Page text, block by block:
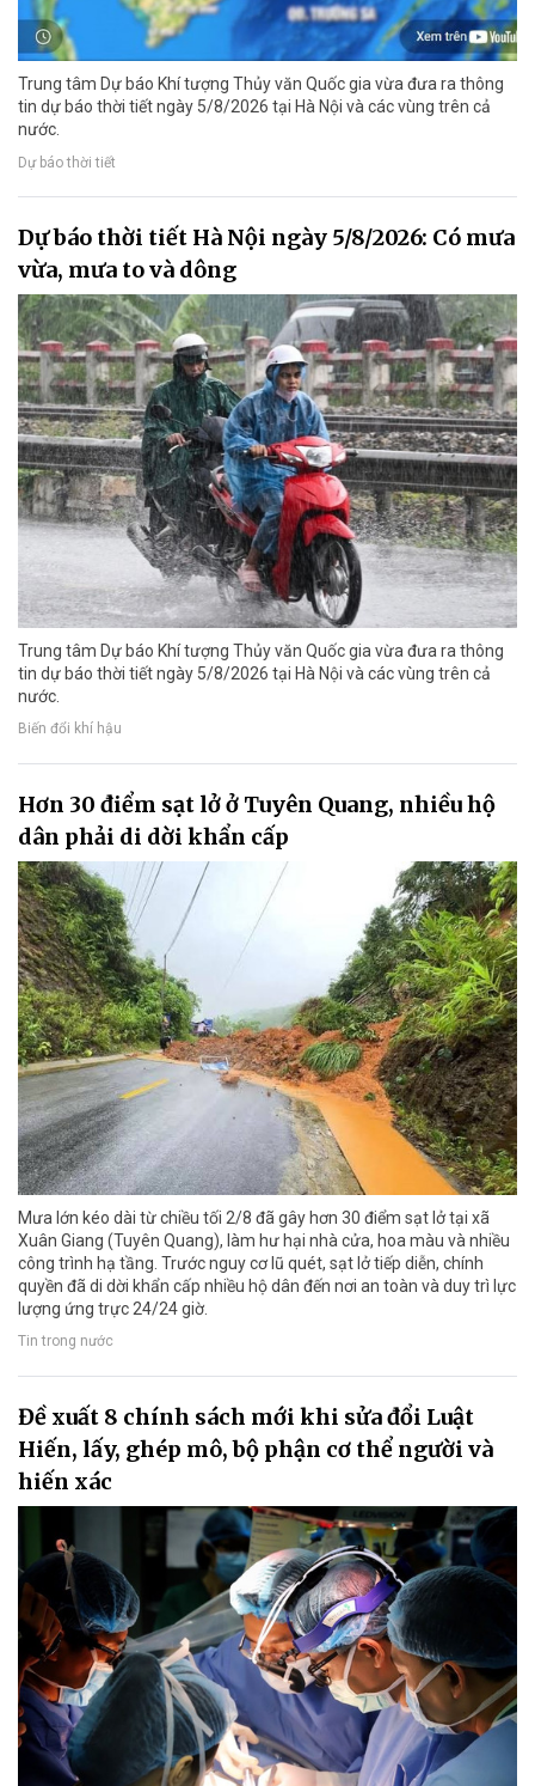
Trung tâm Dự báo Khí tượng Thủy văn Quốc gia vừa đưa ra thông
tin dự báo thời tiết ngày 5/8/2026 tại Hà Nội và các vùng trên cả
nước.
Dự báo thời tiết
Dự báo thời tiết Hà Nội ngày 5/8/2026: Có mưa
vừa, mưa to và dông
Trung tâm Dự báo Khí tượng Thủy văn Quốc gia vừa đưa ra thông
tin dự báo thời tiết ngày 5/8/2026 tại Hà Nội và các vùng trên cả
nước.
Biến đổi khí hậu
Hơn 30 điểm sạt lở ở Tuyên Quang, nhiều hộ
dân phải di dời khẩn cấp
Mưa lớn kéo dài từ chiều tối 2/8 đã gây hơn 30 điểm sạt lở tại xã
Xuân Giang (Tuyên Quang), làm hư hại nhà cửa, hoa màu và nhiều
công trình hạ tầng. Trước nguy cơ lũ quét, sạt lở tiếp diễn, chính
quyền đã di dời khẩn cấp nhiều hộ dân đến nơi an toàn và duy trì lực
lượng ứng trực 24/24 giờ.
Tin trong nước
Đề xuất 8 chính sách mới khi sửa đổi Luật
Hiến, lấy, ghép mô, bộ phận cơ thể người và
hiến xác